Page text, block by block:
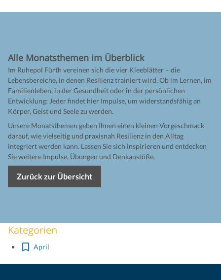
Alle Monatsthemen im Überblick
Im Ruhepol Fürth vereinen sich die vier Kleeblätter – die
Lebensbereiche, in denen Resilienz trainiert wird. Ob im Lernen, im
Familienleben, in der Gesundheit oder in der persönlichen
Entwicklung: Jeder findet hier Impulse, um widerstandsfähig an
Körper, Geist und Seele zu werden.
Unsere Monatsthemen geben Ihnen einen kleinen Vorgeschmack
darauf, wie vielseitig und praxisnah Resilienz in den Alltag
integriert werden kann. Lassen Sie sich inspirieren und entdecken
Sie weitere Impulse, Übungen und Denkanstöße.
Zurück zur Übersicht
Kategorien
April